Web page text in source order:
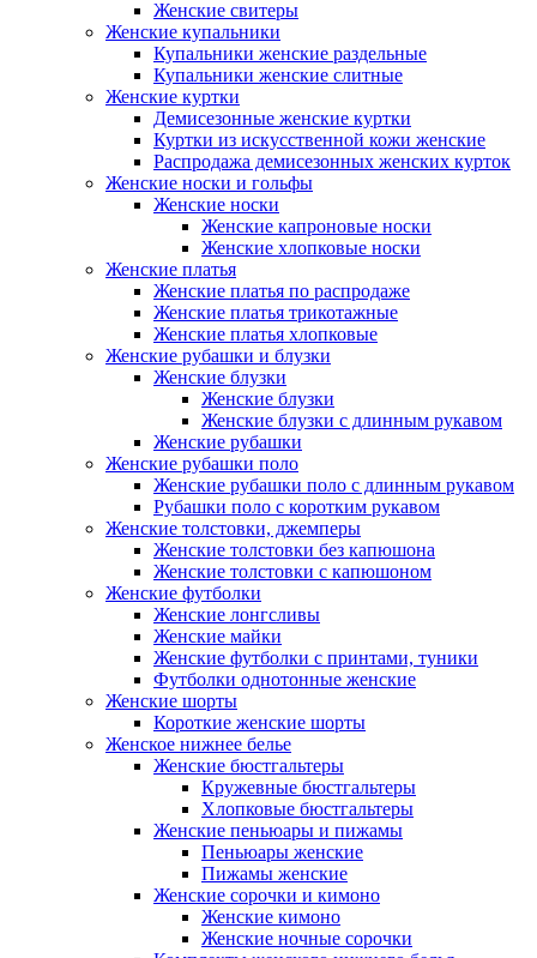
Женские свитеры
Женские купальники
Купальники женские раздельные
Купальники женские слитные
Женские куртки
Демисезонные женские куртки
Куртки из искусственной кожи женские
Распродажа демисезонных женских курток
Женские носки и гольфы
Женские носки
Женские капроновые носки
Женские хлопковые носки
Женские платья
Женские платья по распродаже
Женские платья трикотажные
Женские платья хлопковые
Женские рубашки и блузки
Женские блузки
Женские блузки
Женские блузки с длинным рукавом
Женские рубашки
Женские рубашки поло
Женские рубашки поло с длинным рукавом
Рубашки поло с коротким рукавом
Женские толстовки, джемперы
Женские толстовки без капюшона
Женские толстовки с капюшоном
Женские футболки
Женские лонгсливы
Женские майки
Женские футболки с принтами, туники
Футболки однотонные женские
Женские шорты
Короткие женские шорты
Женское нижнее белье
Женские бюстгальтеры
Кружевные бюстгальтеры
Хлопковые бюстгальтеры
Женские пеньюары и пижамы
Пеньюары женские
Пижамы женские
Женские сорочки и кимоно
Женские кимоно
Женские ночные сорочки